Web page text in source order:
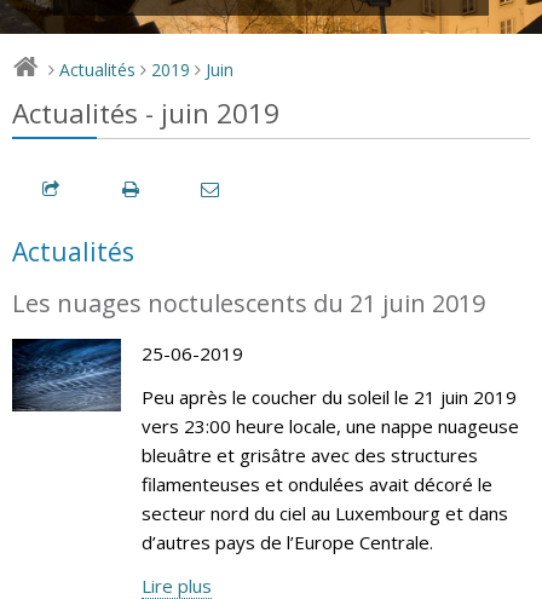
> Actualités > 2019 > Juin
Actualités - juin 2019
Actualités
Les nuages noctulescents du 21 juin 2019
25-06-2019
Peu après le coucher du soleil le 21 juin 2019
vers 23:00 heure locale, une nappe nuageuse
bleuâtre et grisâtre avec des structures
filamenteuses et ondulées avait décoré le
secteur nord du ciel au Luxembourg et dans
d’autres pays de l’Europe Centrale.
Lire plus